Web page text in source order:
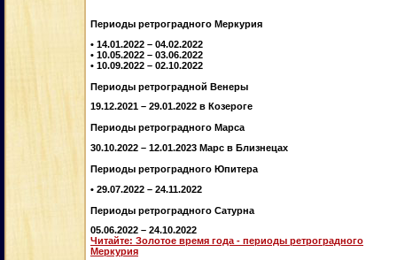
Периоды ретроградного Меркурия
• 14.01.2022 – 04.02.2022
• 10.05.2022 – 03.06.2022
• 10.09.2022 – 02.10.2022
Периоды ретроградной Венеры
19.12.2021 – 29.01.2022 в Козероге
Периоды ретроградного Марса
30.10.2022 – 12.01.2023 Марс в Близнецах
Периоды ретроградного Юпитера
• 29.07.2022 – 24.11.2022
Периоды ретроградного Сатурна
05.06.2022 – 24.10.2022
Читайте: Золотое время года - периоды ретроградного
Меркурия